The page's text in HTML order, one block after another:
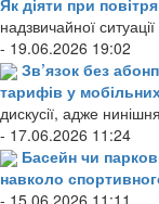
надзвичайної
- 19.06.2026 19:02
Зв’язок без
тарифів у
дискусії, адже
- 17.06.2026 11:24
Басейн чи
навколо